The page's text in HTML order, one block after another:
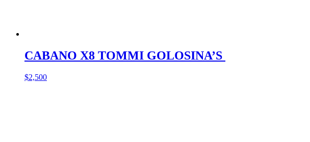
CABANO X8 TOMMI GOLOSINA’S
$2,500